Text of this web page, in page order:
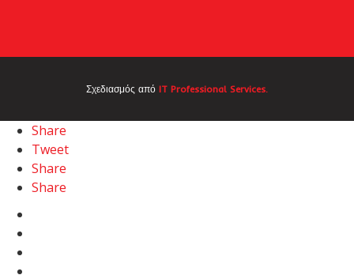
Σχεδιασμός από IT Professional Services.
Share
Tweet
Share
Share